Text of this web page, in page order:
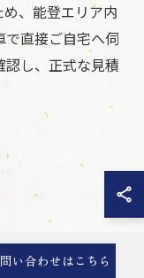
、能登エリア内
直接ご自宅へ伺
し、正式な見積
い合わせはこちら